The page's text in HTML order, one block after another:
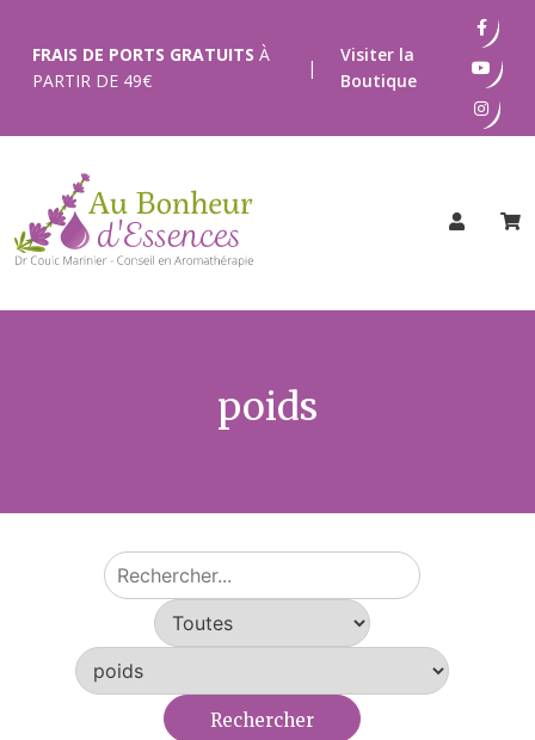
contenu
FRAIS DE PORTS GRATUITS À
PARTIR DE 49€
|
Visiter la
Boutique
poids